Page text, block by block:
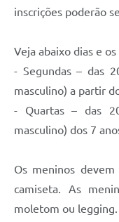
inscrições poderão
Veja abaixo dias e
- Segundas – das
masculino) a partir
- Quartas – das
masculino) dos 7
Os meninos
camiseta. As
moletom ou legging.